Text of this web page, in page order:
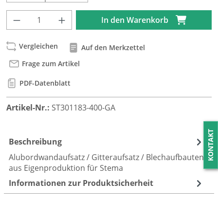
Produkt Anzahl: Gib den gewünschten
In den Warenkorb
Vergleichen
Auf den Merkzettel
Frage zum Artikel
PDF-Datenblatt
Artikel-Nr.: ST301183-400-GA
Beschreibung
Alubordwandaufsatz / Gitteraufsatz / Blechaufbauten
aus Eigenproduktion für Stema
Informationen zur Produktsicherheit
KONTAKT